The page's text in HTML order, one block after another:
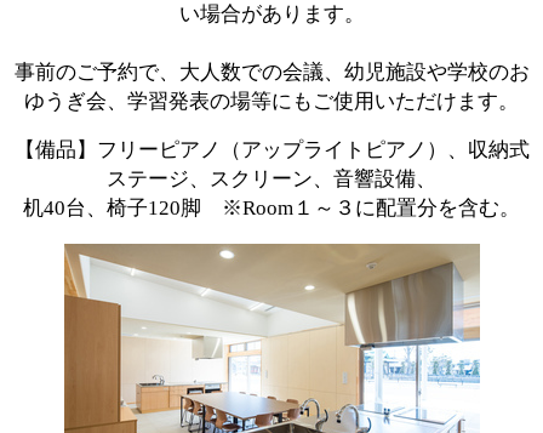
い場合があります。
事前のご予約で、大人数での会議、幼児施設や学校のお
ゆうぎ会、学習発表の場等にもご使用いただけます。
【備品】フリーピアノ（アップライトピアノ）、収納式
ステージ、スクリーン、音響設備、
机40台、椅子120脚 ※Room１～３に配置分を含む。